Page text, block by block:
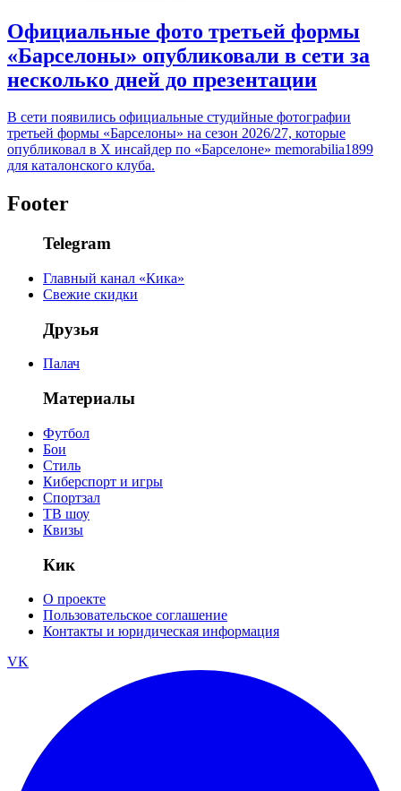
Официальные фото третьей формы
«Барселоны» опубликовали в сети за
несколько дней до презентации
В сети появились официальные студийные фотографии
третьей формы «Барселоны» на сезон 2026/27, которые
опубликовал в Х инсайдер по «Барселоне» memorabilia1899
для каталонского клуба.
Footer
Telegram
Главный канал «Кика»
Свежие скидки
Друзья
Палач
Материалы
Футбол
Бои
Стиль
Киберспорт и игры
Спортзал
ТВ шоу
Квизы
Кик
О проекте
Пользовательское соглашение
Контакты и юридическая информация
VK